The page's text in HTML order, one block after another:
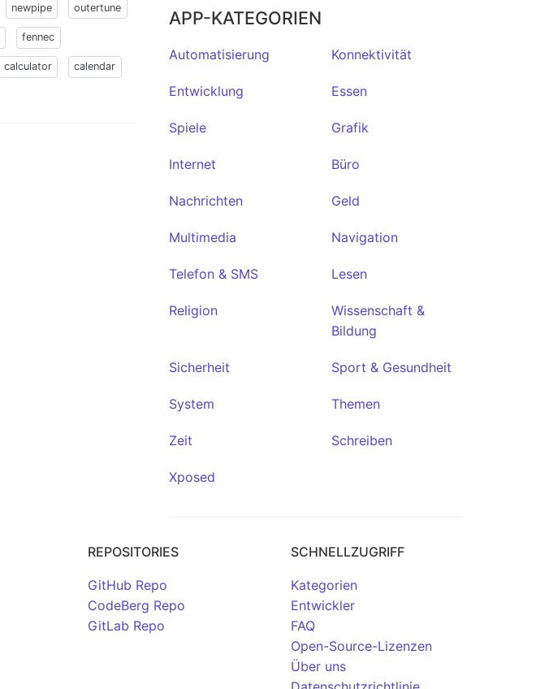
newpipe outertune
fennec
calculator calendar
APP-KATEGORIEN
Automatisierung Konnektivität
Entwicklung Essen
Spiele Grafik
Internet Büro
Nachrichten Geld
Multimedia Navigation
Telefon & SMS Lesen
Religion
Wissenschaft &
Bildung
Sicherheit Sport & Gesundheit
System Themen
Zeit Schreiben
Xposed
REPOSITORIES
GitHub Repo
CodeBerg Repo
GitLab Repo
SCHNELLZUGRIFF
Kategorien
Entwickler
FAQ
Open-Source-Lizenzen
Über uns